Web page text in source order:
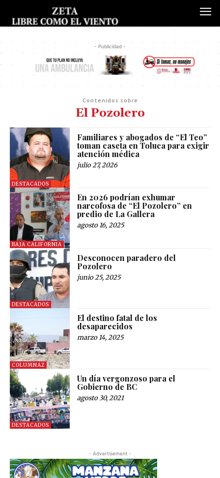
- Publicidad -
Contenidos sobre
El Pozolero
DESTACADOS
Familiares y abogados de “El Teo”
toman caseta en Toluca para exigir
atención médica
julio 27, 2026
BAJA CALIFORNIA
En 2026 podrían exhumar
narcofosa de “El Pozolero” en
predio de La Gallera
agosto 16, 2025
DESTACADOS
Desconocen paradero del
Pozolero
junio 25, 2025
COLUMNAZ
El destino fatal de los
desaparecidos
marzo 14, 2025
DESTACADOS
Un día vergonzoso para el
Gobierno de BC
agosto 30, 2021
- Advertisement -